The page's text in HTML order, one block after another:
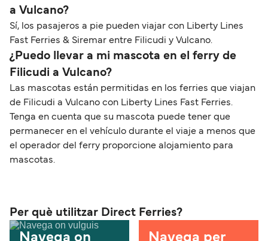
a Vulcano?
Sí, los pasajeros a pie pueden viajar con Liberty Lines
Fast Ferries & Siremar entre Filicudi y Vulcano.
¿Puedo llevar a mi mascota en el ferry de
Filicudi a Vulcano?
Las mascotas están permitidas en los ferries que viajan
de Filicudi a Vulcano con Liberty Lines Fast Ferries.
Tenga en cuenta que su mascota puede tener que
permanecer en el vehículo durante el viaje a menos que
el operador del ferry proporcione alojamiento para
mascotas.
Per què utilitzar Direct Ferries?
Navega on Navega per